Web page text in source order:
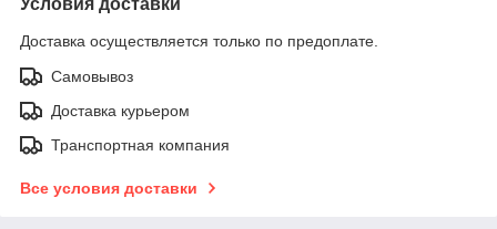
Доставка осуществляется только по предоплате.
Самовывоз
Доставка курьером
Транспортная компания
Все условия доставки